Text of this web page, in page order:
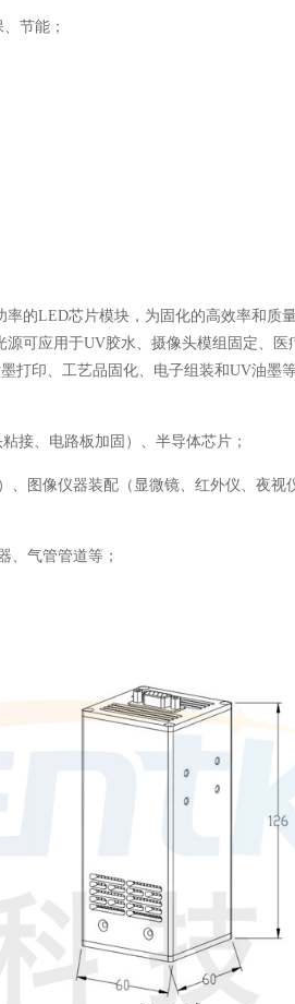
节能；
的LED芯片模块，为固化的高效率和质
源可应用于UV胶水、摄像头模组固定、医
打印、工艺品固化、电子组装和UV油墨
接、电路板加固）、半导体芯片；
、图像仪器装配（显微镜、红外仪、夜视
、气管管道等；